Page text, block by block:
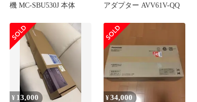
機 MC-SBU530J 本体
アダプター AVV61V-QQ
¥ 13,000 ¥34,000